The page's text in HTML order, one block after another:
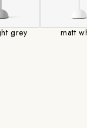
grey matt